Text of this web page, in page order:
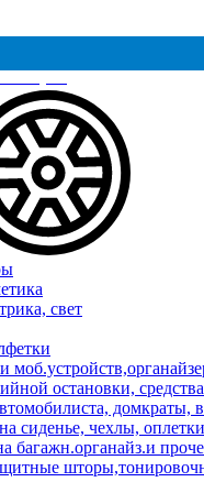
свет
остановки,
домкраты,
сиденье, чехлы,
багажн.органайз.и